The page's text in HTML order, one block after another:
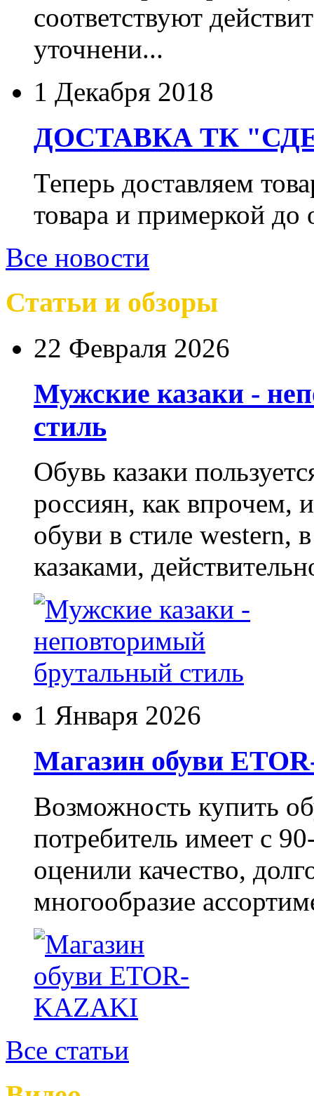
соответствуют
уточнени...
1 Декабря 2018
ДОСТАВКА ТК
Теперь доставляем
товара и примеркой
Все новости
Статьи и обзоры
22 Февраля 2026
Мужские казаки -
стиль
Обувь казаки
россиян, как впрочем,
обуви в стиле western,
казаками,
1 Января 2026
Магазин обуви
Возможность купить
потребитель имеет с
оценили качество,
многообразие
Все статьи